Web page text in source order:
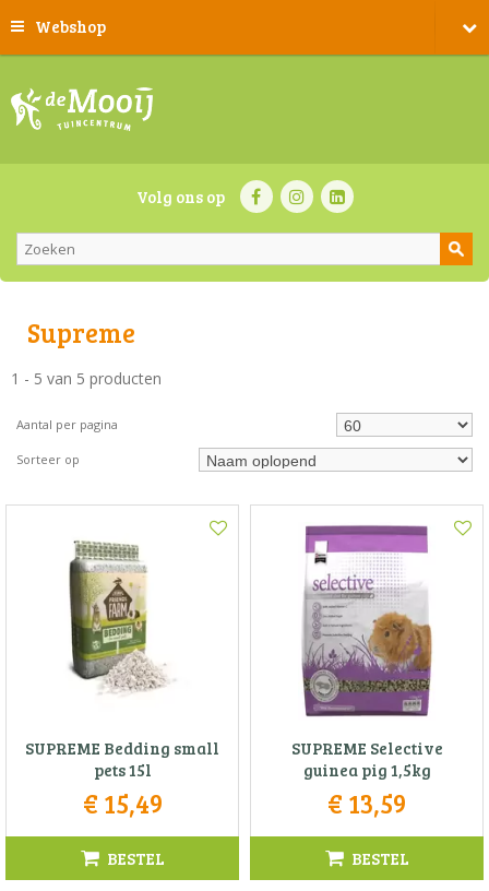
Webshop
Volg ons op
Supreme
1 - 5 van 5 producten
Aantal per pagina
Sorteer op
SUPREME Bedding small
pets 15l
€ 15,49
BESTEL
SUPREME Selective
guinea pig 1,5kg
€ 13,59
BESTEL